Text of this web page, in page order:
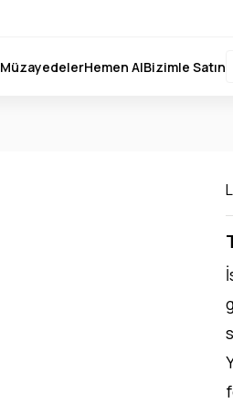
MüzayedelerHemen AlBizimle Satın